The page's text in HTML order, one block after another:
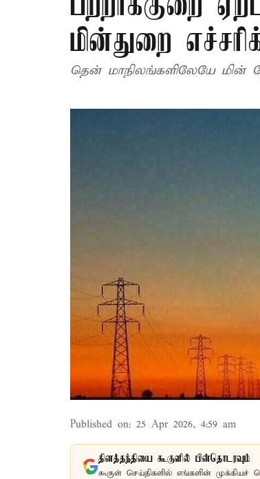
மின்துறை
தென் மாநிலங்களிலேயே மின்
Published on: 25 Apr 2026, 4:59 am
தினத்தந்தியை கூகுளில் பின்தொடரவும்
கூகுள் செய்திகளில் எங்களின்